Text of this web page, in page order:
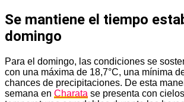
Se mantiene el tiempo
domingo
Para el domingo, las condiciones se
con una máxima de 18,7°C, una mínima
chances de precipitaciones. De esta
semana en Charata se presenta con